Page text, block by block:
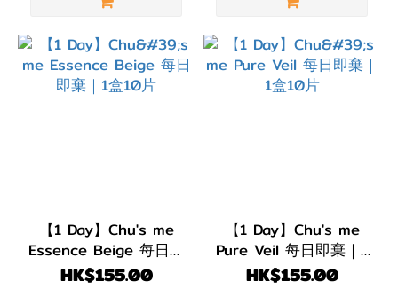
【1 Day】Chu's me
Essence Beige 每日即
棄｜1盒10片
HK$155.00
【1 Day】Chu's me
Pure Veil 每日即棄｜1
盒10片
HK$155.00